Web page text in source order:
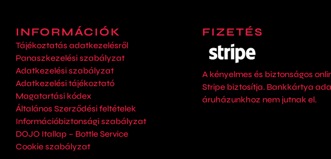
INFORMÁCIÓK
Tájékoztatás adatkezelésről
Panaszkezelési szabályzat
Adatkezelési szabályzat
Adatkezelési tájékoztató
Magatartási kódex
Általános Szerződési feltételek
Információbiztonsági szabályzat
DOJO Itallap – Bottle Service
Cookie szabályzat
FIZETÉS
A kényelmes és biztonságos
Stripe biztosítja. Bankkártya
áruházunkhoz nem jutnak el.